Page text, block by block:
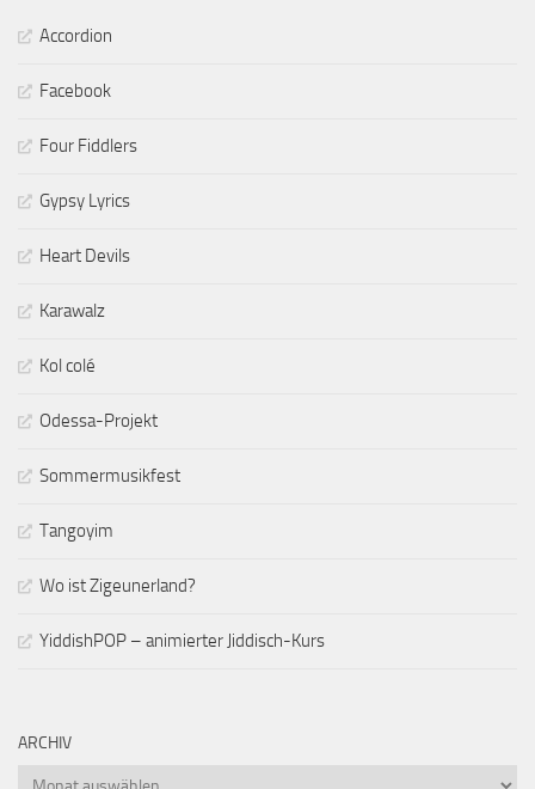
Accordion
Facebook
Four Fiddlers
Gypsy Lyrics
Heart Devils
Karawalz
Kol colé
Odessa-Projekt
Sommermusikfest
Tangoyim
Wo ist Zigeunerland?
YiddishPOP – animierter Jiddisch-Kurs
ARCHIV
Archiv